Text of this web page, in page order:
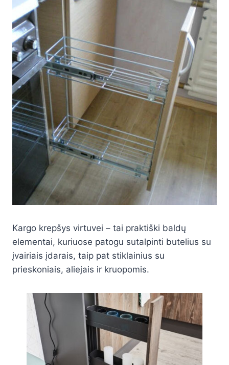
Kargo krepšys virtuvei – tai praktiški baldų
elementai, kuriuose patogu sutalpinti butelius su
įvairiais įdarais, taip pat stiklainius su
prieskoniais, aliejais ir kruopomis.